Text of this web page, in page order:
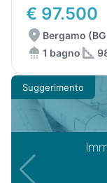
€ 97.500
Bergamo
1 bagno
Suggerimento